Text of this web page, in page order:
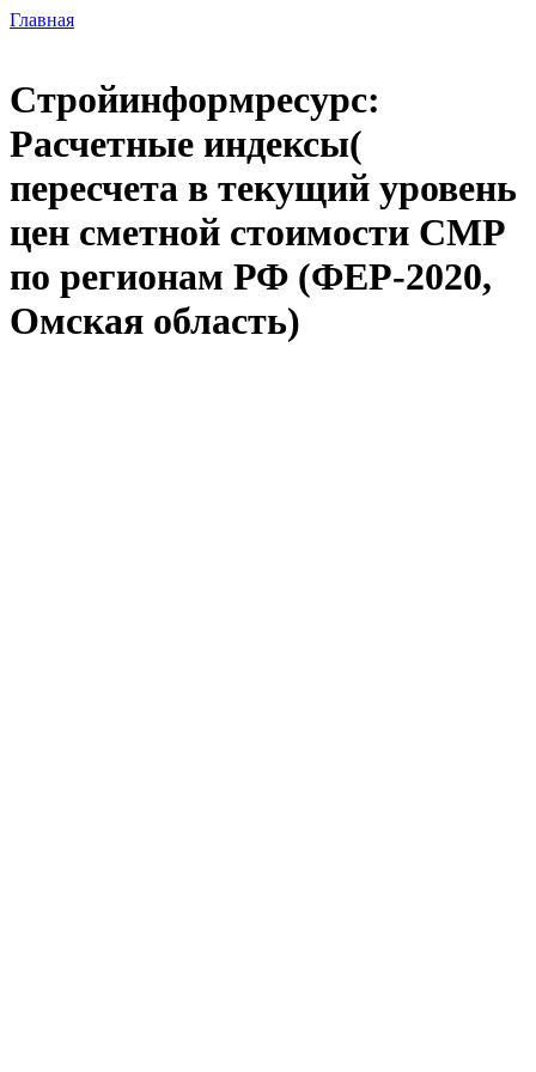
Главная
Стройинформресурс:
Расчетные индексы(
пересчета в текущий уровень
цен сметной стоимости СМР
по регионам РФ (ФЕР-2020,
Омская область)